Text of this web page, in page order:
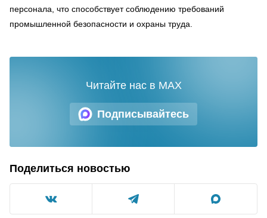
персонала, что способствует соблюдению требований
промышленной безопасности и охраны труда.
Подписывайтесь
Читайте нас в MAX
Поделиться новостью